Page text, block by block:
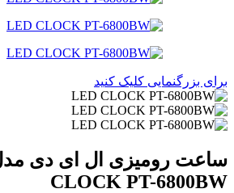
برای بزرگنمایی کلیک کنید
CLOCK PT-6800BW